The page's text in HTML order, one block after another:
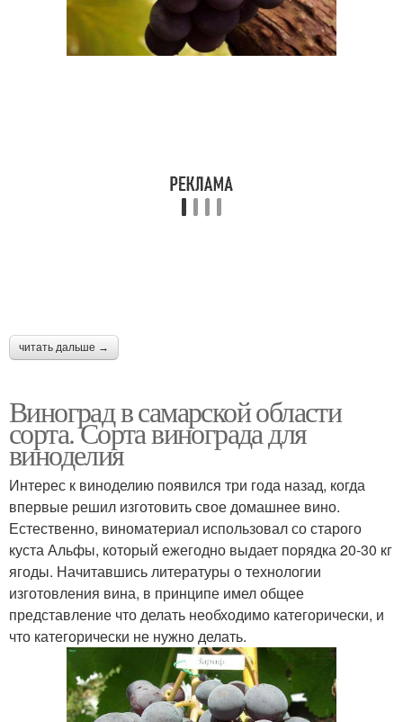
читать дальше →
Виноград в самарской области
сорта. Сорта винограда для
виноделия
Интерес к виноделию появился три года назад, когда
впервые решил изготовить свое домашнее вино.
Естественно, виноматериал использовал со старого
куста Альфы, который ежегодно выдает порядка 20-30 кг
ягоды. Начитавшись литературы о технологии
изготовления вина, в принципе имел общее
представление что делать необходимо категорически, и
что категорически не нужно делать.